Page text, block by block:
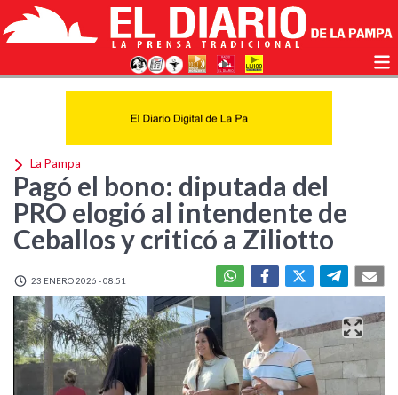
La Pampa
Pagó el bono: diputada del
PRO elogió al intendente de
Ceballos y criticó a Ziliotto
23 ENERO 2026 - 08:51